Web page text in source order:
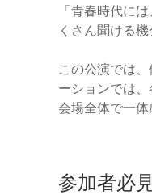
「青春時代に
くさん聞ける
この公演では
ーションでは
会場全体で一
参加者必